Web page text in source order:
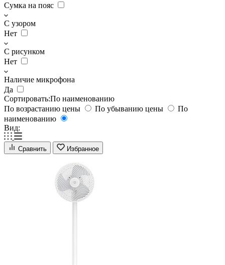
Сумка на пояс
С узором
Нет
С рисунком
Нет
Наличие микрофона
Да
Сортировать:По наименованию
По возрастанию цены
По убыванию цены
По
наименованию
Вид:
Сравнить Избранное